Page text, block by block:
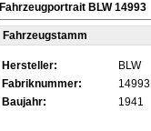
Fahrzeugportrait BLW 14993
Fahrzeugstamm
Hersteller: BLW
Fabriknummer:
14993
Baujahr:
1941